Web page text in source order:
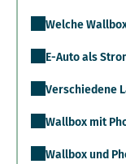
Welche
E-Auto als
Verschiedene
Wallbox mit
Wallbox und